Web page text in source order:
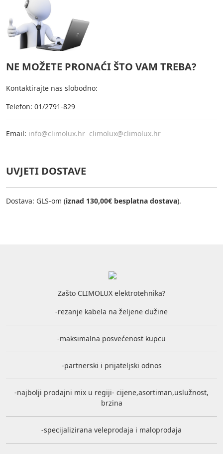
NE MOŽETE PRONAĆI ŠTO VAM TREBA?
Kontaktirajte nas slobodno:
Telefon: 01/2791-829
Email: info@climolux.hr climolux@climolux.hr
UVJETI DOSTAVE
Dostava: GLS-om (iznad 130,00€ besplatna dostava).
Zašto CLIMOLUX elektrotehnika?
-rezanje kabela na željene dužine
-maksimalna posvećenost kupcu
-partnerski i prijateljski odnos
-najbolji prodajni mix u regiji- cijene,asortiman,uslužnost,
brzina
-specijalizirana veleprodaja i maloprodaja